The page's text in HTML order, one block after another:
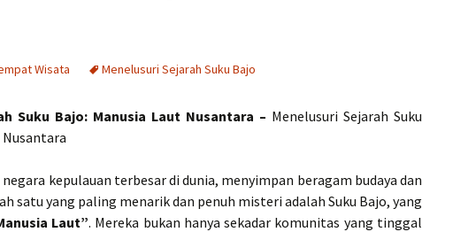
Wisata Menelusuri Sejarah Suku Bajo
Suku Bajo: Manusia Laut Nusantara – Menelusuri Sejarah Suku
Nusantara
kepulauan terbesar di dunia, menyimpan beragam budaya dan
satu yang paling menarik dan penuh misteri adalah Suku Bajo, yang
Laut”. Mereka bukan hanya sekadar komunitas yang tinggal